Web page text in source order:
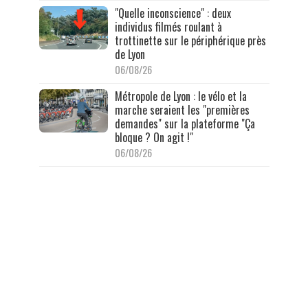
"Quelle inconscience" : deux
individus filmés roulant à
trottinette sur le périphérique près
de Lyon
06/08/26
Métropole de Lyon : le vélo et la
marche seraient les "premières
demandes" sur la plateforme "Ça
bloque ? On agit !"
06/08/26